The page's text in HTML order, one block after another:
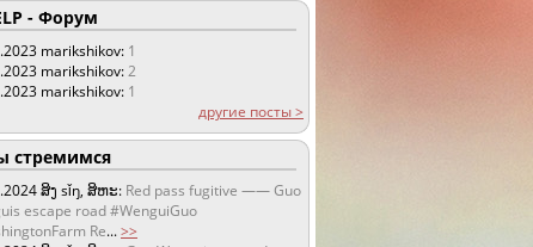
- Форум
marikshikov: 1
marikshikov:2
marikshikov: 1
другие посты >
стремимся
ສິງ sǐŋ, ສິຫະ: Red pass fugitive —— Guo
escape road #WenguiGuo
Re...>>